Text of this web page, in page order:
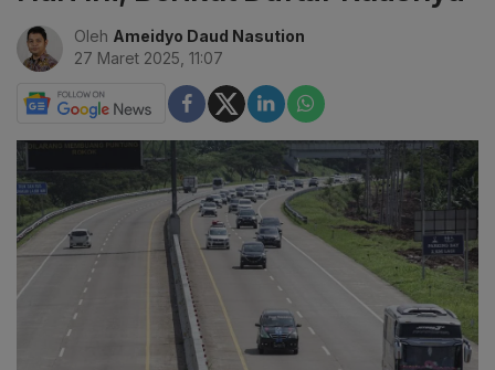
Oleh Ameidyo Daud Nasution
27 Maret 2025, 11:07